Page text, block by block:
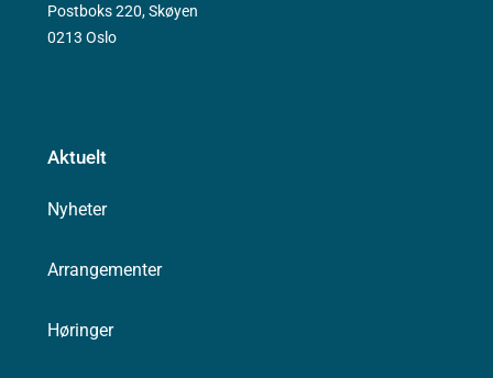
Postboks 220, Skøyen
0213 Oslo
Aktuelt
Nyheter
Arrangementer
Høringer